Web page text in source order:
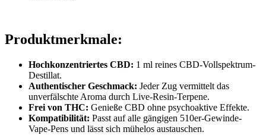
Produktmerkmale:
Hochkonzentriertes CBD: 1 ml reines CBD-Vollspektrum-
Destillat.
Authentischer Geschmack: Jeder Zug vermittelt das
unverfälschte Aroma durch Live-Resin-Terpene.
Frei von THC: Genieße CBD ohne psychoaktive Effekte.
Kompatibilität: Passt auf alle gängigen 510er-Gewinde-
Vape-Pens und lässt sich mühelos austauschen.